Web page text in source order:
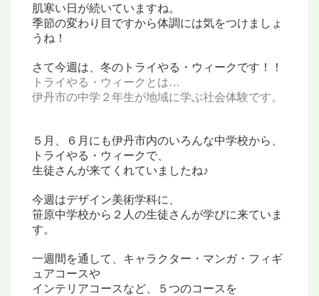
肌寒い日が続いていますね。
季節の変わり目ですから体調には気をつけましょ
うね！
さて今週は、 冬のトライやる・ウィークです！！
トライやる・ウィークとは…
伊丹市の中学２年生が地域に学ぶ社会体験です。
５月、６月にも伊丹市内のいろんな中学校から、
トライやる・ウィークで、
生徒さんが来てくれていましたね♪
今週はデザイン美術学科に、
笹原中学校から２人の生徒さんが学びに来ていま
す。
一週間を通して、キャラクター・マンガ・フィギ
ュアコースや
インテリアコースなど、５つのコースを